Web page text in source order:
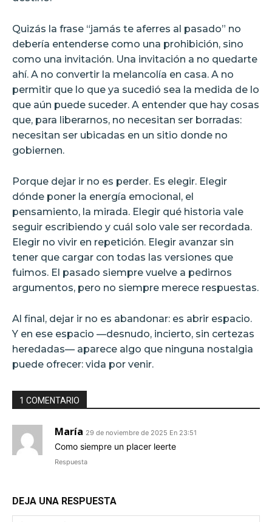
Quizás la frase “jamás te aferres al pasado” no
debería entenderse como una prohibición, sino
como una invitación. Una invitación a no quedarte
ahí. A no convertir la melancolía en casa. A no
permitir que lo que ya sucedió sea la medida de lo
que aún puede suceder. A entender que hay cosas
que, para liberarnos, no necesitan ser borradas:
necesitan ser ubicadas en un sitio donde no
gobiernen.
Porque dejar ir no es perder. Es elegir. Elegir
dónde poner la energía emocional, el
pensamiento, la mirada. Elegir qué historia vale
seguir escribiendo y cuál solo vale ser recordada.
Elegir no vivir en repetición. Elegir avanzar sin
tener que cargar con todas las versiones que
fuimos. El pasado siempre vuelve a pedirnos
argumentos, pero no siempre merece respuestas.
Al final, dejar ir no es abandonar: es abrir espacio.
Y en ese espacio —desnudo, incierto, sin certezas
heredadas— aparece algo que ninguna nostalgia
puede ofrecer: vida por venir.
1 COMENTARIO
María 29 de noviembre de 2025 En 23:51
Como siempre un placer leerte
Respuesta
DEJA UNA RESPUESTA